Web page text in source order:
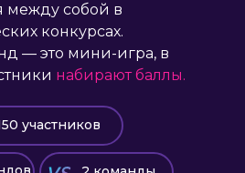
между собой в
конкурсах.
— это мини-игра, в
набирают баллы.
участников